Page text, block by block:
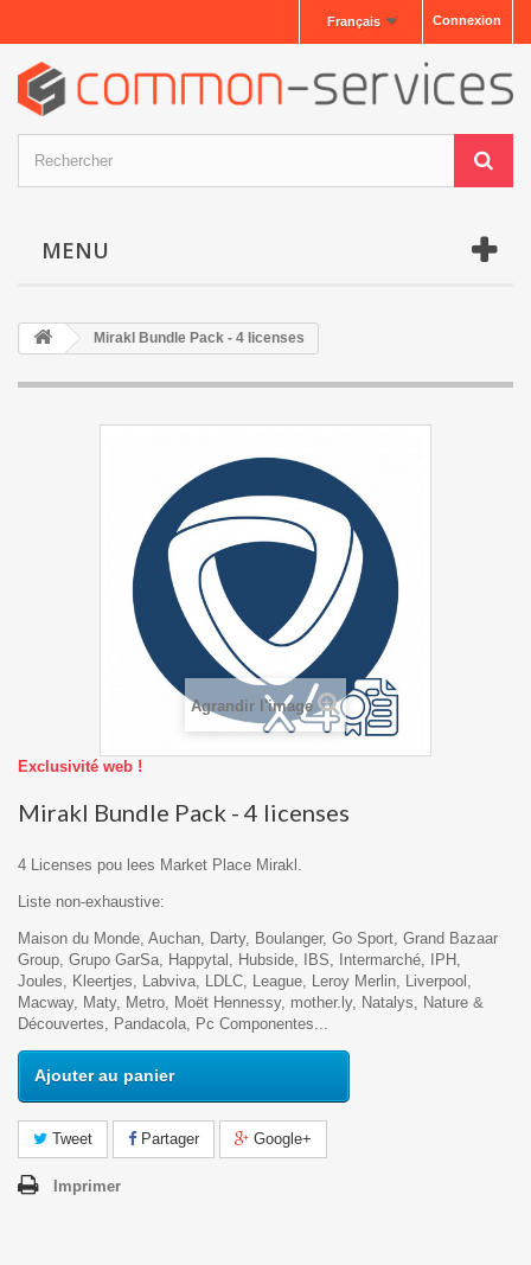
Connexion
Français
MENU
Mirakl Bundle Pack - 4 licenses
Agrandir l'image
Exclusivité web !
Mirakl Bundle Pack - 4 licenses
4 Licenses pou lees Market Place Mirakl.
Liste non-exhaustive:
Maison du Monde, Auchan, Darty, Boulanger, Go Sport, Grand Bazaar
Group, Grupo GarSa, Happytal, Hubside, IBS, Intermarché, IPH,
Joules, Kleertjes, Labviva, LDLC, League, Leroy Merlin, Liverpool,
Macway, Maty, Metro, Moët Hennessy, mother.ly, Natalys, Nature &
Découvertes, Pandacola, Pc Componentes...
Ajouter au panier
Tweet Partager Google+
Imprimer